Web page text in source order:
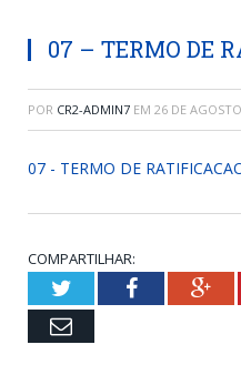
07 – TERMO DE
POR CR2-ADMIN7 EM 26 DE
07 - TERMO DE
COMPARTILHAR:
TwitterFacebook
Email